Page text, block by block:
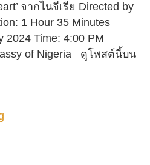
จากไนจีเรีย Directed by
1 Hour 35 Minutes
2024 Time: 4:00 PM
of Nigeria ดูโพสต์นี้บน